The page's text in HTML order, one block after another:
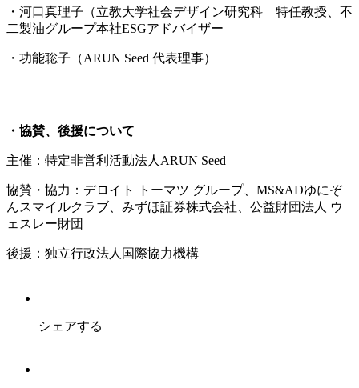
・河口真理子（立教大学社会デザイン研究科 特任教授、不
二製油グループ本社ESGアドバイザー
・功能聡子（ARUN Seed 代表理事）
・協賛、後援について
主催：特定非営利活動法人ARUN Seed
協賛・協力：デロイト トーマツ グループ、MS&ADゆにぞ
んスマイルクラブ、みずほ証券株式会社、公益財団法人 ウ
ェスレー財団
後援：独立行政法人国際協力機構
シェアする